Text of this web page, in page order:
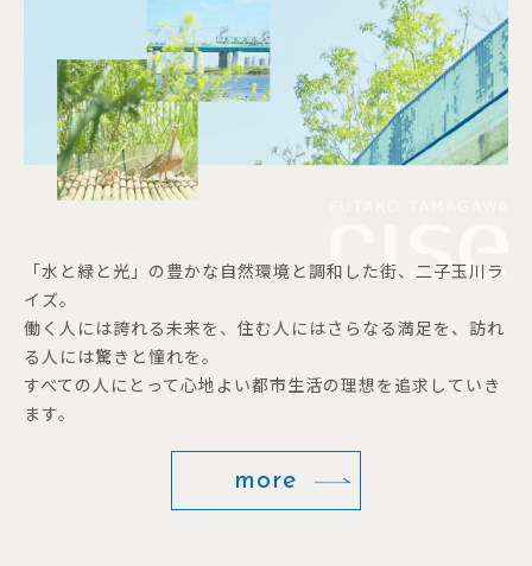
「水と緑と光」の豊かな自然環境と調和した街、二子玉川ラ
イズ。
働く人には誇れる未来を、住む人にはさらなる満足を、訪れ
る人には驚きと憧れを。
すべての人にとって心地よい都市生活の理想を追求していき
ます。
more